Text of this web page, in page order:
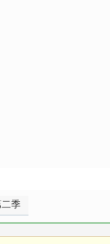
季